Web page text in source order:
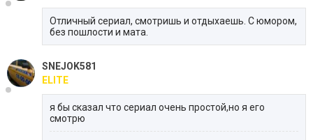
Отличный сериал, смотришь и отдыхаешь. С юмором,
без пошлости и мата.
SNEJOK581
ELITE
я бы сказал что сериал очень простой,но я его
смотрю